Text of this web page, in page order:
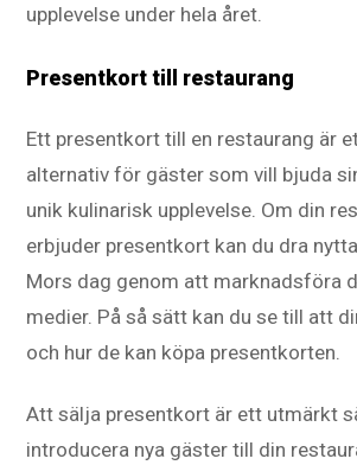
upplevelse under hela året.
Presentkort till restaurang
Ett presentkort till en restaurang är
alternativ för gäster som vill bjuda
unik kulinarisk upplevelse. Om din
erbjuder presentkort kan du dra
Mors dag genom att marknadsföra
medier. På så sätt kan du se till att
och hur de kan köpa presentkorten.
Att sälja presentkort är ett utmärkt
introducera nya gäster till din